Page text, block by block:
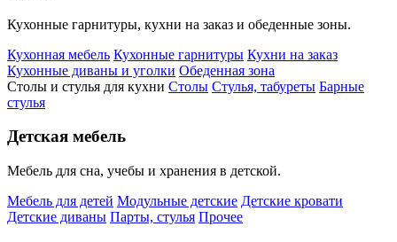
Кухонные гарнитуры, кухни на заказ и обеденные зоны.
Кухонная мебель Кухонные гарнитуры Кухни на заказ
Кухонные диваны и уголки Обеденная зона
Столы и стулья для кухни Столы Стулья, табуреты Барные
стулья
Детская мебель
Мебель для сна, учебы и хранения в детской.
Мебель для детей Модульные детские Детские кровати
Детские диваны Парты, стулья Прочее